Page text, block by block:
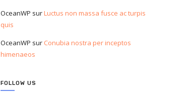
OceanWP surLuctus non massa fusce ac turpis
quis
OceanWP sur Conubia nostra per inceptos
himenaeos
FOLLOW US